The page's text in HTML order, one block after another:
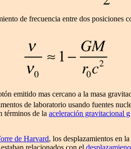
de frecuencia entre dos posiciones
emitido mas cercano a la masa
de laboratorio usando fuentes
términos de la aceleración gravitacional g
de Harvard, los desplazamientos en
relacionados con el